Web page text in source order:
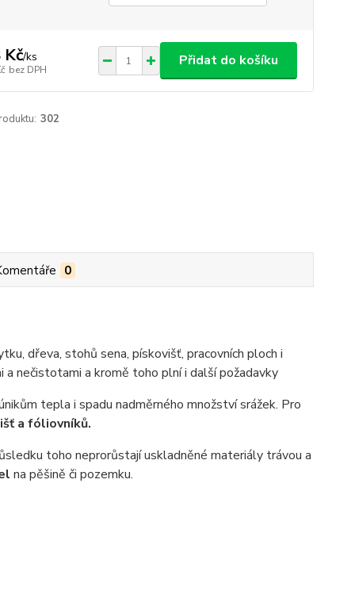
Kč/ks
bez DPH
Přidat do košíku
302
0
dřeva, stohů sena, pískovišť, pracovních ploch i
nečistotami a kromě toho plní i další požadavky
tepla i spadu nadměrného množství srážek. Pro
a fóliovníků.
toho neprorůstají uskladněné materiály trávou a
na pěšině či pozemku.